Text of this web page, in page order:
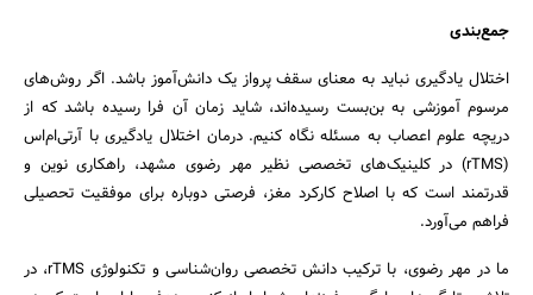
جمع‌بندی
اختلال یادگیری نباید به معنای سقف پرواز یک دانش‌آموز باشد. اگر روش‌های
مرسوم آموزشی به بن‌بست رسیده‌اند، شاید زمان آن فرا رسیده باشد که از
دریچه علوم اعصاب به مسئله نگاه کنیم. درمان اختلال یادگیری با آرتی‌ام‌اس
(rTMS) در کلینیک‌های تخصصی نظیر مهر رضوی مشهد، راهکاری نوین و
قدرتمند است که با اصلاح کارکرد مغز، فرصتی دوباره برای موفقیت تحصیلی
فراهم می‌آورد.
ما در مهر رضوی، با ترکیب دانش تخصصی روان‌شناسی و تکنولوژی rTMS، در